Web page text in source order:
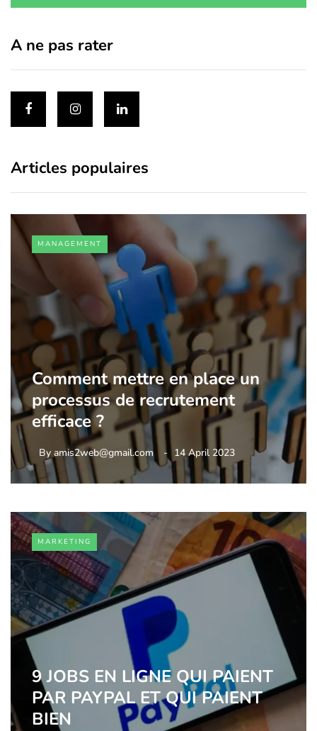
A ne pas rater
Articles populaires
MANAGEMENT
Comment mettre en place un
processus de recrutement
efficace ?
By amis2web@gmail.com 14 April 2023
MARKETING
9 JOBS EN LIGNE QUI PAIENT
PAR PAYPAL ET QUI PAIENT
BIEN